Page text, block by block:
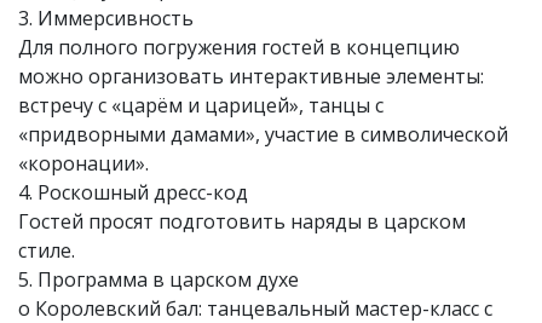
3. Иммерсивность
Для полного погружения гостей в концепцию
можно организовать интерактивные элементы:
встречу с «царём и царицей», танцы с
«придворными дамами», участие в символической
«коронации».
4. Роскошный дресс-код
Гостей просят подготовить наряды в царском
стиле.
5. Программа в царском духе
o Королевский бал: танцевальный мастер-класс с